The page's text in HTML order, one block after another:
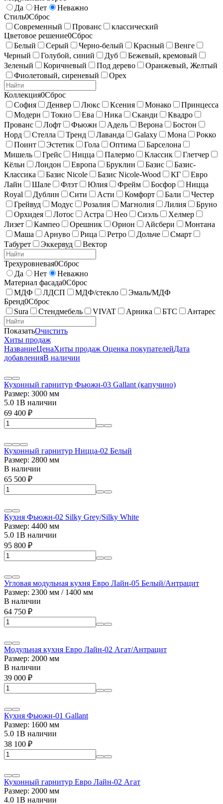
Да
Нет
Неважно
Стиль0Сброс
Современный
Прованс
классический
Цветовое решение0Сброс
Белый
Серый Черно-белый Красный
Венге
Черный
Голубой, синий Дуб
Бежевый, кремовый
Зеленый
Коричневый Под дерево
Оранжевый, Желтый
Фиолетовый, сиреневый
Орех
Коллекция0Сброс
София
Денвер Люкс Ксения Монако
Принцесса
Модерн
Токио Ева Ника Сканди
Квадро
Прованс
Лофт Фьюжн Адель Верона
Бостон
Норд
Стелла Тренд Лаванда Galaxy Мона
Рокко
Поинт
Эстетик Гола Оптима
Барселона
Мишель
Грейс Ницца Палермо Классик
Глетчер
Кёльн
Лондон Европа Бруклин Базис
Базис-
Классика
Базис Nicole Базис Nicole-Wood КГ
Евро
Лайн
Шале Флэт Юлия Фрейм Босфор
Ницца
Royal
Дублин Сити Асти Комфорт Бали
Честер
Грейвуд
Модус Розалия Магнолия Лилия
Бруно
Орхидея
Лотос Астра Нео Сиэль
Хелмер
Лизет
Кампео Орешник Орион Айсбери
Монтана
Маша
Арнуво Рица Ретро Дольче
Смарт
Табурет
Эккервуд Вектор
Трехуровневая0Сброс
Да
Нет
Неважно
Материал фасада0Сброс
МДФ
ЛДСП МДФ/стекло
Эмаль/МДФ
Бренд0Сброс
Sura
Стендмебель VIVAT Арника БТС Антарес
ПоказатьОчистить
Хиты продаж
НазваниеЦенаХиты продаж Оценка покупателейДата
добавленияВ наличии
Кухонный гарнитур Фьюжн-03 Gallant (капучино)
Размер: 3000 мм
5.0 1В наличии
69 400 ₽
Кухонный гарнитур Ницца-02 Белый
Размер: 2800 мм
В наличии
65 500 ₽
Кухня Фьюжн-02 Silky Grey/Silky White
Размер: 4400 мм
5.0 1В наличии
95 800 ₽
Угловая модульная кухня Евро Лайн-05 Белый/Антрацит
Размер: 2300 мм / 1400 мм
В наличии
64 750 ₽
Модульная кухня Евро Лайн-02 Агат/Антрацит
Размер: 2000 мм
В наличии
39 000 ₽
Кухня Фьюжн-01 Gallant
Размер: 1600 мм
5.0 1В наличии
38 100 ₽
Кухонный гарнитур Евро Лайн-02 Агат
Размер: 2000 мм
4.0 1В наличии